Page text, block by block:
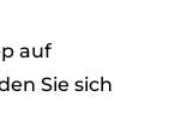
auf
Sie sich